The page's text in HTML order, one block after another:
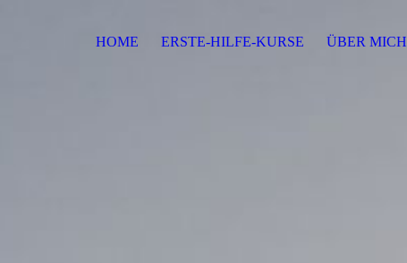
HOME ERSTE-HILFE-KURSE ÜBER MICH